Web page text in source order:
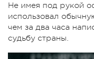
Не имея под рукой
использовал
чем за два часа
судьбу страны.